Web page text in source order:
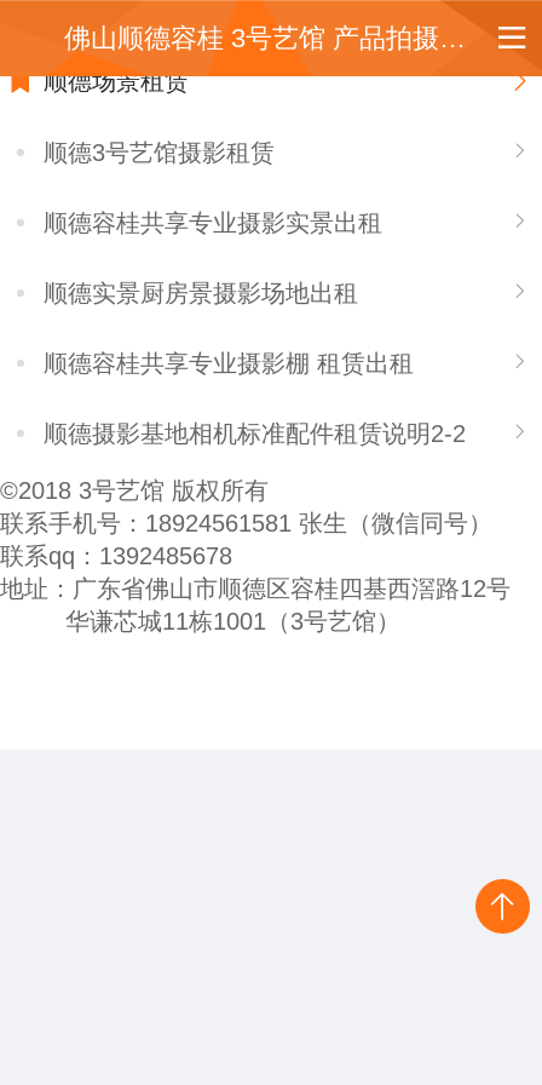
佛山顺德容桂 3号艺馆 产品拍摄摄影,电商视频宣传片制作,天猫详情页设计,直播公司
顺德场景租赁
顺德3号艺馆摄影租赁
顺德容桂共享专业摄影实景出租
顺德实景厨房景摄影场地出租
顺德容桂共享专业摄影棚 租赁出租
顺德摄影基地相机标准配件租赁说明2-2
©2018 3号艺馆 版权所有
联系手机号：18924561581 张生（微信同号）
联系qq：1392485678
地址：广东省佛山市顺德区容桂四基西滘路12号
华谦芯城11栋1001（3号艺馆）